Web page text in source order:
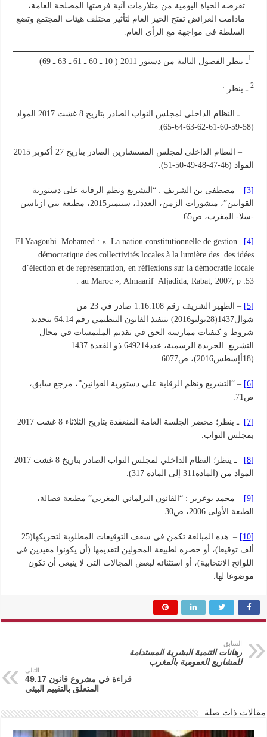
تفرضه الحياة اليومية من متلازمات آنية فرضتها المصلحة العامة،
مادامت العرائض تفتح الحيز العام لتأثير مختلف هيئات المجتمع وتضع
السلطة في مواجهة مع الرأي العام.
1ـ ينظر الفصول التالية من دستور 2011 ( 10 ـ 60 ـ 61 ـ 63 ـ 69)
2 ـ ينظر :
ـ النظام الداخلي لمجلس النواب الصادر بتاريخ 8 غشت 2017 المواد
(58-59-60-61-62-63-64-65).
– النظام الداخلي لمجلس المستشارين الصادر بتاريخ 27 أكتوبر 2015
المواد (46-47-48-49-50-51).
[3]
– مصطفى بن الشريف : “التشريع ونظم الرقابة على دستورية
القوانين”، منشورات الزمن، العدد1، سبتمبر2015، مطبعة بني ازناسن
-سلا- المغرب، ص65.
[4]
– El Yaagoubi Mohamed : « La nation constitutionnelle de gestion
démocratique des collectivités locales à la lumière des des idées
d’élection et de représentation, en réflexions sur la démocratie locale
au Maroc », Almaarif Aljadida, Rabat, 2007, p :53 .
[5]
– الظهير الشريف رقم 1.16.108 صادر في 23 من
شوال1437(28يوليو2016) بتنفيذ القانون التنظيمي رقم 64.14 بتحديد
شروط و كيفيات ممارسة الحق في تقديم الملتمسات في مجال
التشريع. الجريدة الرسمية، عدد649214 ذو القعدة 1437
(18أإسطس2016)، ص6077.
[6]
– “التشريع ونظم الرقابة على دستورية القوانين”، مرجع سابق،
ص71.
[7]
ـ ينظر؛ محضر الجلسة العامة المنعقدة بتاريخ الثلاثاء 8 غشت 2017
بمجلس النواب.
[8]
ـ ينظر؛ النظام الداخلي لمجلس النواب الصادر بتاريخ 8 غشت 2017
المواد من (المادة311 إلى المادة 317).
[9]
– محمد بوعزيز : “القانون البرلماني المغربي” مطبعة فضالة،
الطبعة الأولى 2006، ص30.
[10]
– هذه المبالغة تكمن في سقف التوقيعات المطلوبة لتحريكها(25
ألف توقيعا)، أو حصره لطبيعة المخولين لتقديمها (أن يكونوا مقيدين في
اللوائح الانتخابية)، أو استثنائه لبعض المجالات التي لا ينبغي أن تكون
موضوعا لها.
السابق
رهانات التنمية البشرية المستدامة
للمشاريع العمومية بالمغرب
التالي
قراءة في مشروع قانون 49.17
المتعلق بالتقييم البيئي
مقالات ذات صلة